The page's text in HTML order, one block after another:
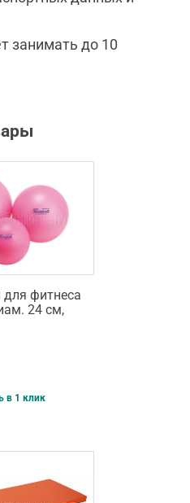
занимать до 10
фитнеса
24 см,
в 1 клик